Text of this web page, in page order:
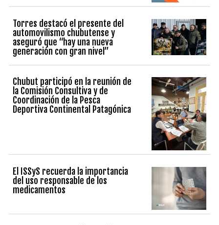
Torres destacó el presente del
automovilismo chubutense y
aseguró que “hay una nueva
generación con gran nivel”
Chubut participó en la reunión de
la Comisión Consultiva y de
Coordinación de la Pesca
Deportiva Continental Patagónica
El ISSyS recuerda la importancia
del uso responsable de los
medicamentos